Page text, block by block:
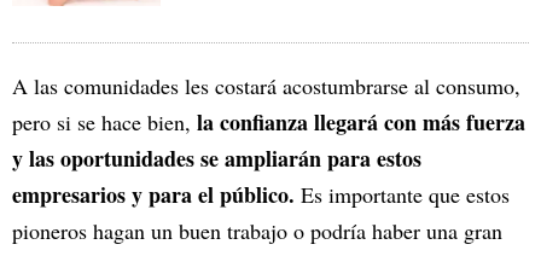
A las comunidades les costará acostumbrarse al consumo,
pero si se hace bien, la confianza llegará con más fuerza
y las oportunidades se ampliarán para estos
empresarios y para el público. Es importante que estos
pioneros hagan un buen trabajo o podría haber una gran